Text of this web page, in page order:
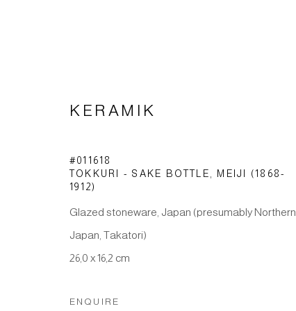
CERAMICS
KERAMIK
#011618
TOKKURI - SAKE BOTTLE
MEIJI (1868-
1912)
Glazed stoneware, Japan (presumably Northern
Japan, Takatori)
26,0 x 16,2 cm
ENQUIRE